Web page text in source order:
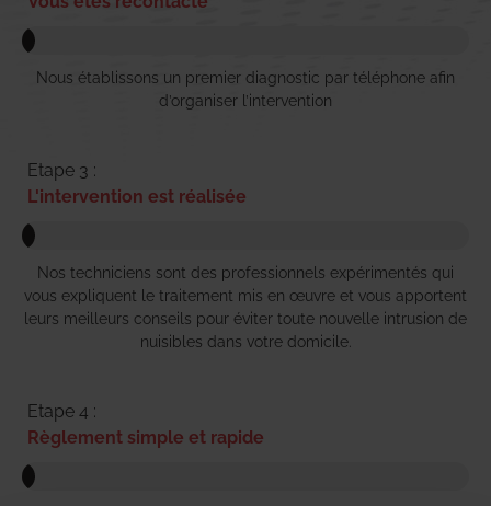
Nous établissons un premier diagnostic par téléphone afin
d’organiser l’intervention
Etape 3 :
L'intervention est réalisée
Nos techniciens sont des professionnels expérimentés qui
vous expliquent le traitement mis en œuvre et vous apportent
leurs meilleurs conseils pour éviter toute nouvelle intrusion de
nuisibles dans votre domicile.
Etape 4 :
Règlement simple et rapide